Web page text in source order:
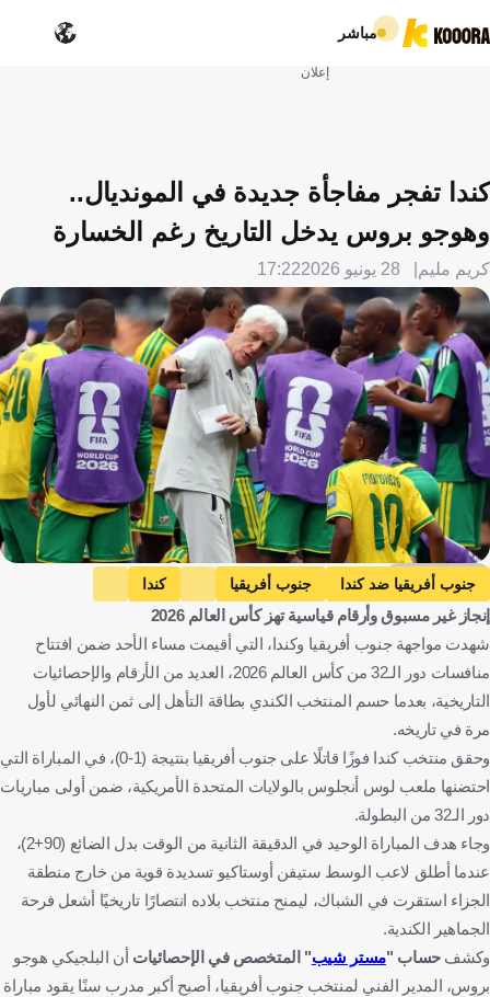
مباشر
إعلان
كندا تفجر مفاجأة جديدة في المونديال..
وهوجو بروس يدخل التاريخ رغم الخسارة
كريم مليم 28 يونيو 2026 17:22
Getty Images
جنوب أفريقيا ضد كندا جنوب أفريقيا
كندا
كأس العالم
هوجو بروس هولندا ضد المغرب
المغرب
جنوب أفريقيا كندا الولايات المتحدة
بلجيكا
إنجاز غير مسبوق وأرقام قياسية تهز كأس العالم 2026
شهدت مواجهة جنوب أفريقيا وكندا، التي أقيمت مساء الأحد ضمن افتتاح
منافسات دور الـ32 من كأس العالم 2026، العديد من الأرقام والإحصائيات
التاريخية، بعدما حسم المنتخب الكندي بطاقة التأهل إلى ثمن النهائي لأول
مرة في تاريخه.
وحقق منتخب كندا فوزًا قاتلًا على جنوب أفريقيا بنتيجة (1-0)، في المباراة التي
احتضنها ملعب لوس أنجلوس بالولايات المتحدة الأمريكية، ضمن أولى مباريات
دور الـ32 من البطولة.
وجاء هدف المباراة الوحيد في الدقيقة الثانية من الوقت بدل الضائع (90+2)،
عندما أطلق لاعب الوسط ستيفن أوستاكيو تسديدة قوية من خارج منطقة
الجزاء استقرت في الشباك، ليمنح منتخب بلاده انتصارًا تاريخيًا أشعل فرحة
الجماهير الكندية.
وكشفحساب "مستر شيب" المتخصص في الإحصائيات أن البلجيكي هوجو
بروس، المدير الفني لمنتخب جنوب أفريقيا، أصبح أكبر مدرب سنًا يقود مباراة